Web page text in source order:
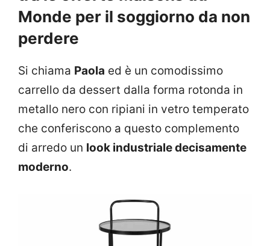
Monde per il soggiorno da non
perdere
Si chiama Paola ed è un comodissimo
carrello da dessert dalla forma rotonda in
metallo nero con ripiani in vetro temperato
che conferiscono a questo complemento
di arredo un look industriale decisamente
moderno.